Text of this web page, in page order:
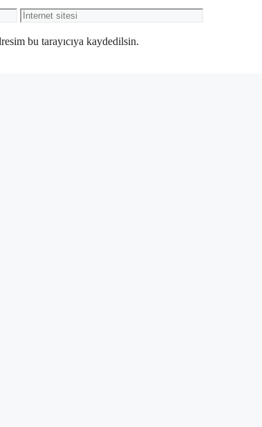
İnternet
sitesi
bu tarayıcıya kaydedilsin.